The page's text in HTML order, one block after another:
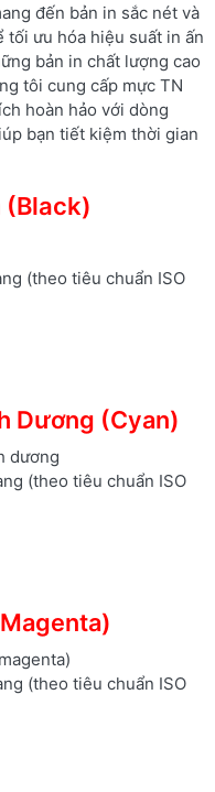
đến bản in sắc nét và
tối ưu hóa hiệu suất in ấn
bản in chất lượng cao
tôi cung cấp mực TN
hoàn hảo với dòng
bạn tiết kiệm thời gian
(Black)
(theo tiêu chuẩn ISO
Dương (Cyan)
dương
(theo tiêu chuẩn ISO
(theo tiêu chuẩn ISO